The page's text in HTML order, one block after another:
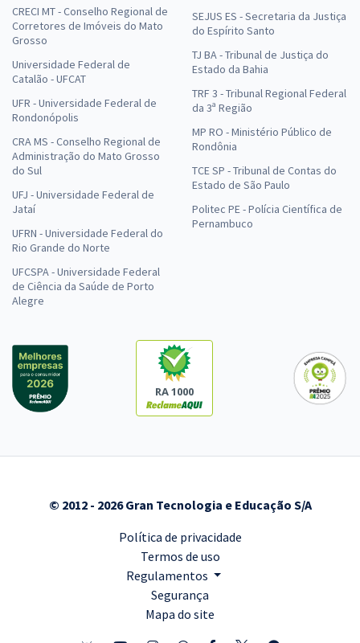
CRECI MT - Conselho Regional de
Corretores de Imóveis do Mato
Grosso
Universidade Federal de
Catalão - UFCAT
UFR - Universidade Federal de
Rondonópolis
CRA MS - Conselho Regional de
Administração do Mato Grosso
do Sul
UFJ - Universidade Federal de
Jataí
UFRN - Universidade Federal do
Rio Grande do Norte
UFCSPA - Universidade Federal
de Ciência da Saúde de Porto
Alegre
SEJUS ES - Secretaria da Justiça
do Espírito Santo
TJ BA - Tribunal de Justiça do
Estado da Bahia
TRF 3 - Tribunal Regional Federal
da 3ª Região
MP RO - Ministério Público de
Rondônia
TCE SP - Tribunal de Contas do
Estado de São Paulo
Politec PE - Polícia Científica de
Pernambuco
RA 1000
© 2012 - 2026 Gran Tecnologia e Educação S/A
Política de privacidade
Termos de uso
Regulamentos
Segurança
Mapa do site